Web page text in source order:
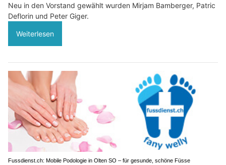
Neu in den Vorstand gewählt wurden Mirjam Bamberger, Patric
Deflorin und Peter Giger.
Weiterlesen
Fussdienst.ch: Mobile Podologie in Olten SO – für gesunde, schöne Füsse